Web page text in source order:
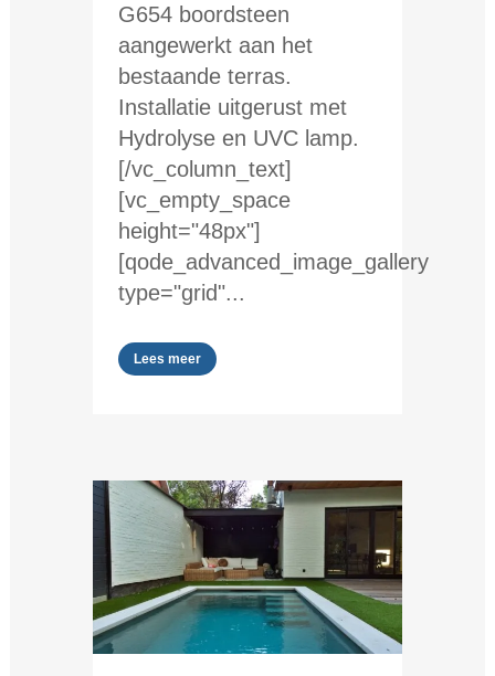
G654 boordsteen
aangewerkt aan het
bestaande terras.
Installatie uitgerust met
Hydrolyse en UVC lamp.
[/vc_column_text]
[vc_empty_space
height="48px"]
[qode_advanced_image_gallery
type="grid"...
Lees meer